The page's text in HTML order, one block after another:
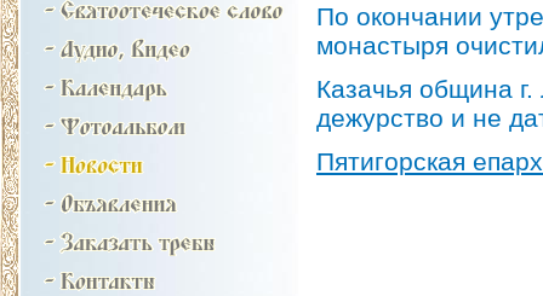
По окончании
монастыря
Казачья община
дежурство и не
Пятигорская